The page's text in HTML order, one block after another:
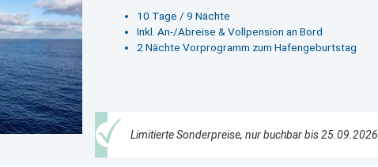
10 Tage / 9 Nächte
Inkl. An-/Abreise & Vollpension an Bord
2 Nächte Vorprogramm zum Hafengeburtstag
Limitierte Sonderpreise, nur buchbar bis 25.09.2026